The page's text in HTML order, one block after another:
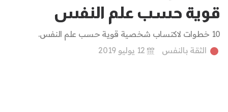
قوية حسب علم النفس
10 خطوات لاكتساب شخصية قوية حسب علم النفس.
الثقة بالنفس